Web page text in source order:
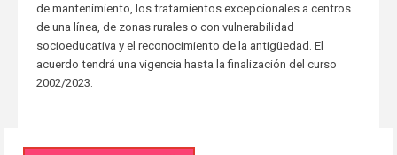
de mantenimiento, los tratamientos excepcionales a centros
de una línea, de zonas rurales o con vulnerabilidad
socioeducativa y el reconocimiento de la antigüedad. El
acuerdo tendrá una vigencia hasta la finalización del curso
2002/2023.